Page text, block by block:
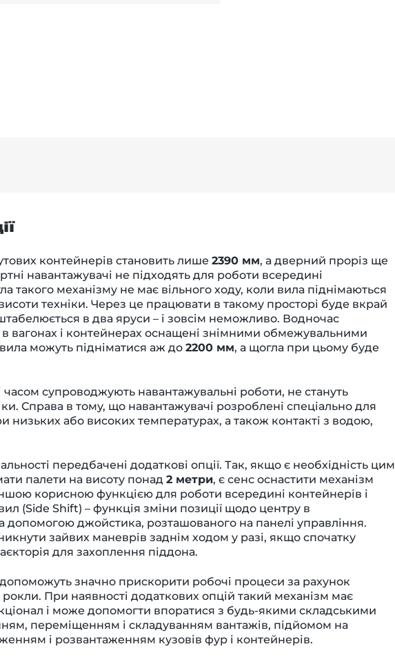
контейнерів становить лише 2390 мм, а дверний проріз ще
навантажувачі не підходять для роботи всередині
такого механізму не має вільного ходу, коли вила піднімаються
техніки. Через це працювати в такому просторі буде вкрай
в два яруси – і зовсім неможливо. Водночас
вагонах і контейнерах оснащені знімними обмежувальними
можуть підніматися аж до 2200 мм, а щогла при цьому буде
часом супроводжують навантажувальні роботи, не стануть
Справа в тому, що навантажувачі розроблені спеціально для
низьких або високих температурах, а також контакті з водою,
передбачені додаткові опції. Так, якщо є необхідність цим
палети на висоту понад 2 метри, є сенс оснастити механізм
корисною функцією для роботи всередині контейнерів і
(Side Shift) – функція зміни позиції щодо центру в
допомогою джойстика, розташованого на панелі управління.
зайвих маневрів заднім ходом у разі, якщо спочатку
для захоплення піддона.
допоможуть значно прискорити робочі процеси за рахунок
При наявності додаткових опцій такий механізм має
і може допомогти впоратися з будь-якими складськими
переміщенням і складуванням вантажів, підйомом на
і розвантаженням кузовів фур і контейнерів.